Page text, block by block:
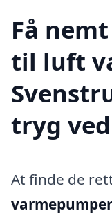
Få
til luft
tryg ved
At finde de